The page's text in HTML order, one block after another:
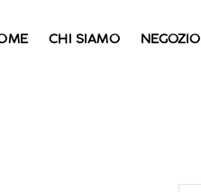
CHI SIAMO NEGOZIO